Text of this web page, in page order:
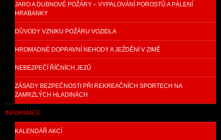
JARO A DUBNOVÉ POŽÁRY – VYPALOVÁNÍ POROSTŮ A PÁLENÍ
HRABANKY
DŮVODY VZNIKU POŽÁRU VOZIDLA
HROMADNÉ DOPRAVNÍ NEHODY A JEŽDĚNÍ V ZIMĚ
NEBEZPEČÍ ŘÍČNÍCH JEZŮ
ZÁSADY BEZPEČNOSTI PŘI REKREAČNÍCH SPORTECH NA
ZAMRZLÝCH HLADINÁCH
INFORMACE
KALENDÁŘ AKCÍ